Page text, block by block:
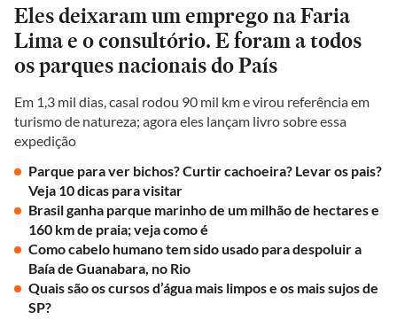
Eles deixaram um emprego na Faria
Lima e o consultório. E foram a todos
os parques nacionais do País
Em 1,3 mil dias, casal rodou 90 mil km e virou referência em
turismo de natureza; agora eles lançam livro sobre essa
expedição
Parque para ver bichos? Curtir cachoeira? Levar os pais?
Veja 10 dicas para visitar
Brasil ganha parque marinho de um milhão de hectares e
160 km de praia; veja como é
Como cabelo humano tem sido usado para despoluir a
Baía de Guanabara, no Rio
Quais são os cursos d’água mais limpos e os mais sujos de
SP?